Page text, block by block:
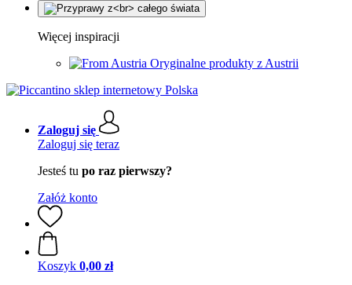
Więcej inspiracji
Oryginalne produkty z Austrii
Zaloguj się
Zaloguj się teraz
Jesteś tu po raz pierwszy?
Załóż konto
Koszyk 0,00 zł